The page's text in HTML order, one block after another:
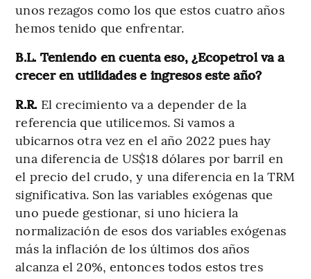
unos rezagos como los que estos cuatro años
hemos tenido que enfrentar.
B.L. Teniendo en cuenta eso, ¿Ecopetrol va a
crecer en utilidades e ingresos este año?
R.R. El crecimiento va a depender de la
referencia que utilicemos. Si vamos a
ubicarnos otra vez en el año 2022 pues hay
una diferencia de US$18 dólares por barril en
el precio del crudo, y una diferencia en la TRM
significativa. Son las variables exógenas que
uno puede gestionar, si uno hiciera la
normalización de esos dos variables exógenas
más la inflación de los últimos dos años
alcanza el 20%, entonces todos estos tres